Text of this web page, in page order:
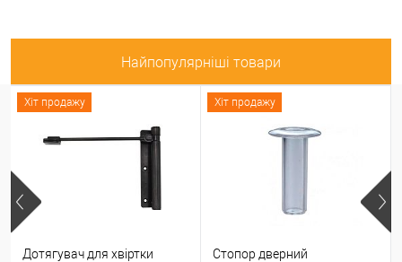
Найпопулярніші товари
Хіт продажу
Дотягувач для хвіртки
Хіт продажу
Стопор дверний